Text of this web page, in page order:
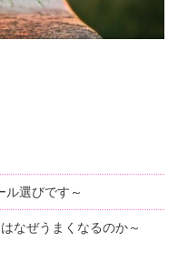
ル選びです～
なぜうまくなるのか～